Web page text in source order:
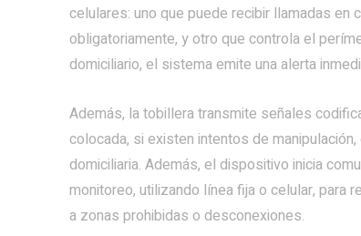
celulares: uno que puede recibir llamadas
obligatoriamente, y otro que controla el
domiciliario, el sistema emite una alerta
Además, la tobillera transmite señales
colocada, si existen intentos de
domiciliaria. Además, el dispositivo inicia
monitoreo, utilizando línea fija o celular,
a zonas prohibidas o desconexiones.